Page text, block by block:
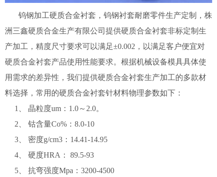
钨钢加工硬质合金衬套，钨钢衬套耐磨零件生产定制，株
洲三鑫硬质合金生产有限公司提供硬质合金衬套非标定制生
产加工，精度尺寸要求可以满足±0.002，以满足客户便宜对
硬质合金衬套产品使用性能要求。根据机械设备模具具体使
用需求的差异性，我们提供硬质合金衬套生产加工的多款材
料选择，常用的硬质合金衬套针材料物理参数如下：
1、 晶粒度um：1.0～2.0。
2、 钴含量Co%：8.0-10
3、 密度g/cm3：14.41-14.95
4、 硬度HRA： 89.5-93
5、 抗弯强度Mpa：3200-4500